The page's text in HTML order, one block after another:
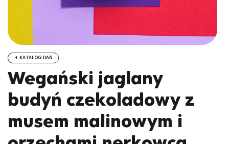
KATALOG DAŃ
Wegański jaglany
budyń czekoladowy z
musem malinowym i